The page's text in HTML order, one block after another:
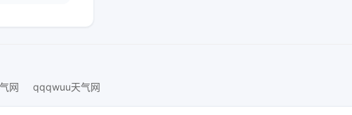
网 qqqwuu天气网